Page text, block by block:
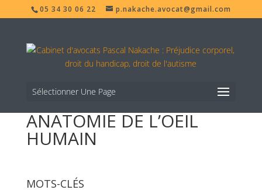
05 34 30 06 22 p.nakache.avocat@gmail.com
Sélectionner Une Page
ANATOMIE DE L’OEIL
HUMAIN
MOTS-CLÉS